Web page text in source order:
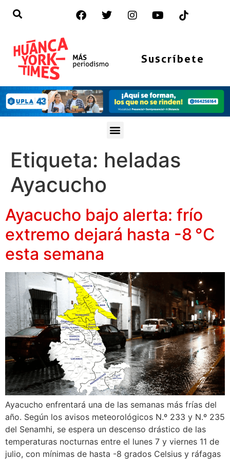
Suscríbete
Etiqueta: heladas
Ayacucho
Ayacucho bajo alerta: frío
extremo dejará hasta -8 °C
esta semana
Ayacucho enfrentará una de las semanas más frías del
año. Según los avisos meteorológicos N.º 233 y N.º 235
del Senamhi, se espera un descenso drástico de las
temperaturas nocturnas entre el lunes 7 y viernes 11 de
julio, con mínimas de hasta -8 grados Celsius y ráfagas